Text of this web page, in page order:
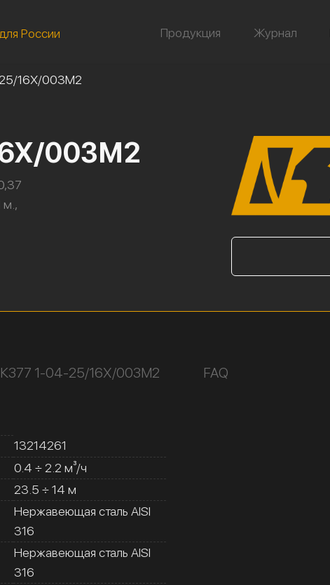
России Продукция Журнал
16Х/003М2
003М2
м.,
К377 1-04-25/16Х/003М2 FAQ
13214261
0.4 ÷ 2.2 м³/ч
23.5 ÷ 14 м
Нержавеющая сталь AISI
316
Нержавеющая сталь AISI
316